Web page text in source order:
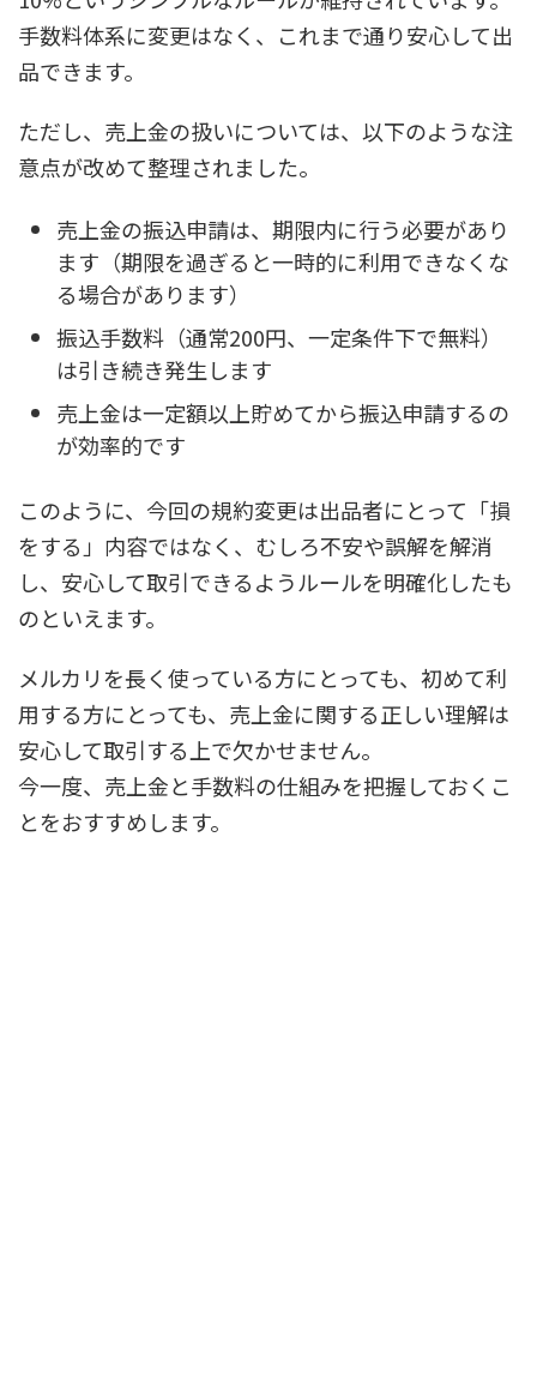
手数料体系に変更はなく、これまで通り安心して出
品できます。
ただし、売上金の扱いについては、以下のような注
意点が改めて整理されました。
売上金の振込申請は、期限内に行う必要があり
ます（期限を過ぎると一時的に利用できなくな
る場合があります）
振込手数料（通常200円、一定条件下で無料）
は引き続き発生します
売上金は一定額以上貯めてから振込申請するの
が効率的です
このように、今回の規約変更は出品者にとって「損
をする」内容ではなく、むしろ不安や誤解を解消
し、安心して取引できるようルールを明確化したも
のといえます。
メルカリを長く使っている方にとっても、初めて利
用する方にとっても、売上金に関する正しい理解は
安心して取引する上で欠かせません。
今一度、売上金と手数料の仕組みを把握しておくこ
とをおすすめします。